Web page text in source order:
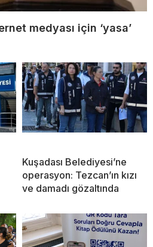
medyası için ‘yasa’
Kuşadası Belediyesi’ne
operasyon: Tezcan’ın kızı
ve damadı gözaltında